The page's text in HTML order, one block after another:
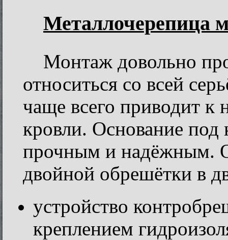
Металлочерепица
Монтаж довольно
относиться со всей
чаще всего приводит к
кровли. Основание
прочным и надёжным.
двойной обрешётки в
устройство
креплением